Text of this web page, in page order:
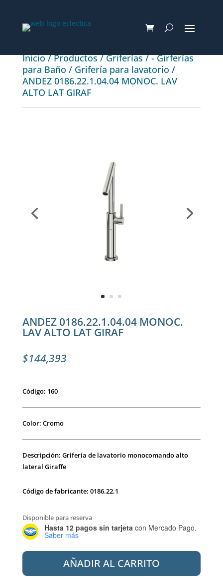
Inicio/Productos/Griferías/- Girferías
para Baño / Grifería para lavatorio /
ANDEZ 0186.22.1.04.04 MONOC. LAV
ALTO LAT GIRAF
ANDEZ 0186.22.1.04.04 MONOC.
LAV ALTO LAT GIRAF
$144,393
Código: 160
Color: Cromo
Descripción: Grifería de lavatorio monocomando alto
lateral Giraffe
Código de fabricante: 0186.22.1
Disponible para reserva
Hasta 12 pagos sin tarjetacon Mercado Pago.
Saber más
ANDEZ
0186.22.1.04.04
MONOC.
AÑADIR AL CARRITO